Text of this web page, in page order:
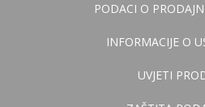
PODACI O
INFORMACIJE O
UVJETI